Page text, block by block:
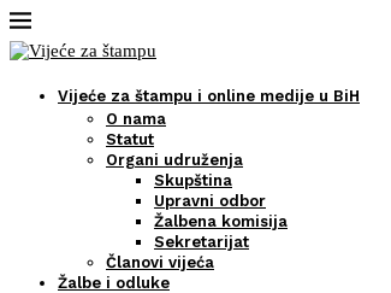
Vijeće za štampu i online medije u BiH
O nama
Statut
Organi udruženja
Skupština
Upravni odbor
Žalbena komisija
Sekretarijat
Članovi vijeća
Žalbe i odluke